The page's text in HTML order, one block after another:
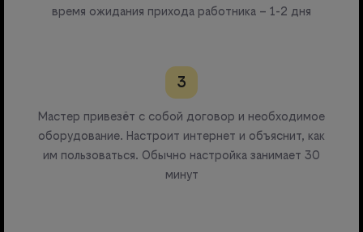
время ожидания прихода работника – 1-2 дня
3
Мастер привезёт с собой договор и необходимое
оборудование. Настроит интернет и объяснит, как
им пользоваться. Обычно настройка занимает 30
минут